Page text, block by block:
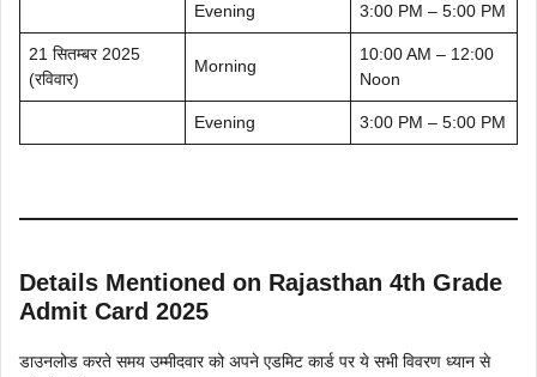
Evening 3:00 PM – 5:00 PM
21 सितम्बर 2025
(रविवार)
Morning
10:00 AM – 12:00
Noon
Evening 3:00 PM – 5:00 PM
Details Mentioned on Rajasthan 4th Grade
Admit Card 2025
डाउनलोड करते समय उम्मीदवार को अपने एडमिट कार्ड पर ये सभी विवरण ध्यान से